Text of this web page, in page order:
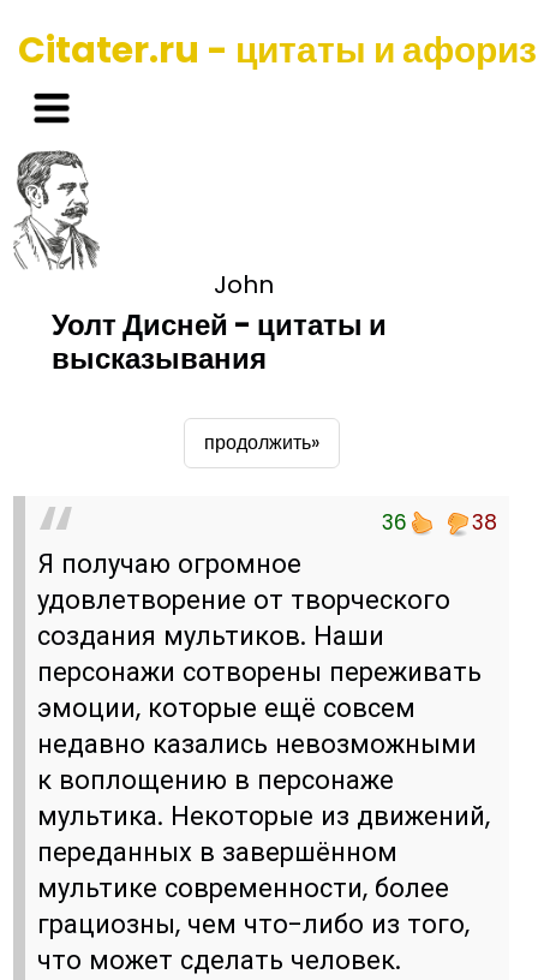
Citater.ru - цитаты и
John
Уолт Дисней - цитаты и
высказывания
продолжить»
36 38
Я получаю огромное
удовлетворение от творческого
создания мультиков. Наши
персонажи сотворены переживать
эмоции, которые ещё совсем
недавно казались невозможными
к воплощению в персонаже
мультика. Некоторые из движений,
переданных в завершённом
мультике современности, более
грациозны, чем что-либо из того,
что может сделать человек.